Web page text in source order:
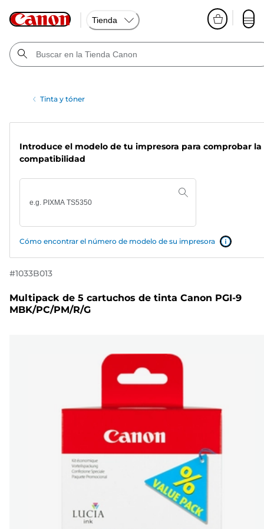
Tienda
Tinta y tóner
Introduce el modelo de tu impresora para comprobar la
compatibilidad
Cómo encontrar el número de modelo de su impresora
#1033B013
Multipack de 5 cartuchos de tinta Canon PGI-9
MBK/PC/PM/R/G